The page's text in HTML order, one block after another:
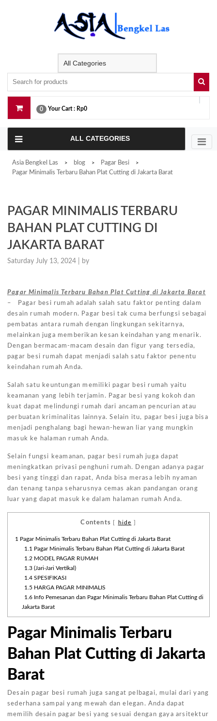
0 Your Cart : Rp0
ALL CATEGORIES
Asia Bengkel Las > blog > Pagar Besi >
Pagar Minimalis Terbaru Bahan Plat Cutting di Jakarta Barat
PAGAR MINIMALIS TERBARU
BAHAN PLAT CUTTING DI
JAKARTA BARAT
Saturday July 13, 2024 | by
Pagar Minimalis Terbaru Bahan Plat Cutting di Jakarta Barat
– Pagar besi rumah adalah salah satu faktor penting dalam
desain rumah modern. Pagar besi tak cuma berfungsi sebagai
pembatas antara rumah dengan lingkungan sekitarnya,
melainkan juga memberikan kesan keindahan yang menarik.
Dengan bermacam-macam desain dan figur yang tersedia,
pagar besi rumah dapat menjadi salah satu faktor penentu
keindahan rumah Anda.
Salah satu keuntungan memiliki pagar besi rumah yaitu
keamanan yang lebih terjamin. Pagar besi yang kokoh dan
kuat dapat melindungi rumah dari ancaman pencurian atau
perbuatan kriminalitas lainnya. Selain itu, pagar besi juga bisa
menjadi penghalang bagi hewan-hewan liar yang mungkin
masuk ke halaman rumah Anda.
Selain fungsi keamanan, pagar besi rumah juga dapat
meningkatkan privasi penghuni rumah. Dengan adanya pagar
besi yang tinggi dan rapat, Anda bisa merasa lebih nyaman
dan tenang tanpa seharusnya cemas akan pandangan orang
luar yang dapat masuk ke dalam halaman rumah Anda.
Contents hide
1
Pagar Minimalis Terbaru Bahan Plat Cutting di Jakarta Barat
1.1
Pagar Minimalis Terbaru Bahan Plat Cutting di Jakarta Barat
1.2 MODEL PAGAR RUMAH
1.3(Jari-Jari Vertikal)
1.4SPESIFIKASI
1.5 HARGA PAGAR MINIMALIS
1.6Info Pemesanan dan Pagar Minimalis Terbaru Bahan Plat Cutting di
Jakarta Barat
Pagar Minimalis Terbaru
Bahan Plat Cutting di Jakarta
Barat
Desain pagar besi rumah juga sangat pelbagai, mulai dari yang
sederhana sampai yang mewah dan elegan. Anda dapat
memilih desain pagar besi yang sesuai dengan gaya arsitektur